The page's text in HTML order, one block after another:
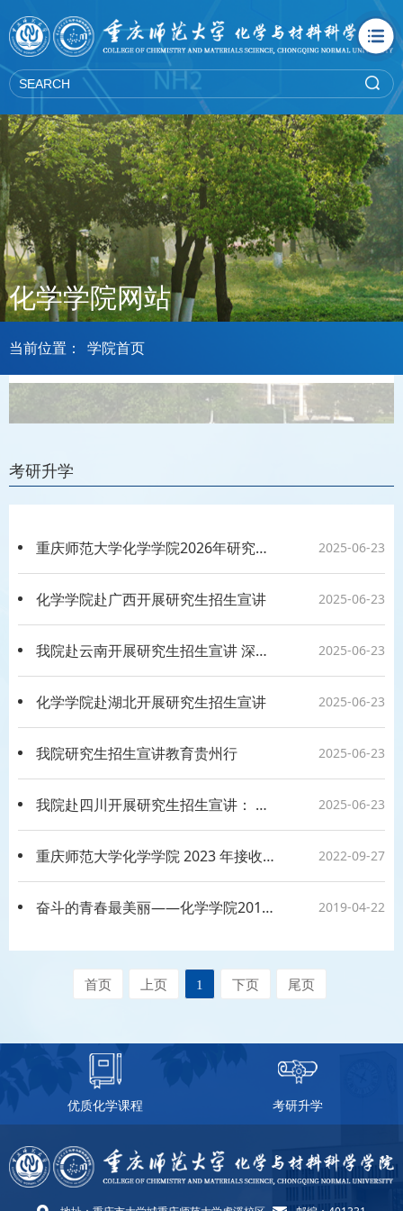
化学学院网站
当前位置： 学院首页
考研升学
重庆师范大学化学学院2026年研究生招生宣讲会成功举办 2025-06-23
化学学院赴广西开展研究生招生宣讲 2025-06-23
我院赴云南开展研究生招生宣讲 深化区域教育合作与人才引进 2025-06-23
化学学院赴湖北开展研究生招生宣讲 2025-06-23
我院研究生招生宣讲教育贵州行 2025-06-23
我院赴四川开展研究生招生宣讲： 川渝携手，共赴化学研途新篇 2025-06-23
重庆师范大学化学学院 2023 年接收硕士推免生复试录取工作细则 2022-09-27
奋斗的青春最美丽——化学学院2014考研回忆录 2019-04-22
首页 上页 1 下页 尾页
优质化学课程 考研升学